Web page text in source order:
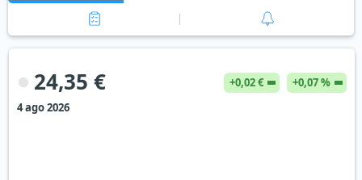
24,35 € +0,02 €
+0,07 %
4 ago 2026